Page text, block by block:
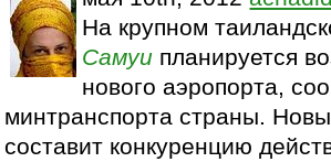
На крупном
Самуи планируется
нового аэропорта,
минтранспорта страны.
составит конкуренцию